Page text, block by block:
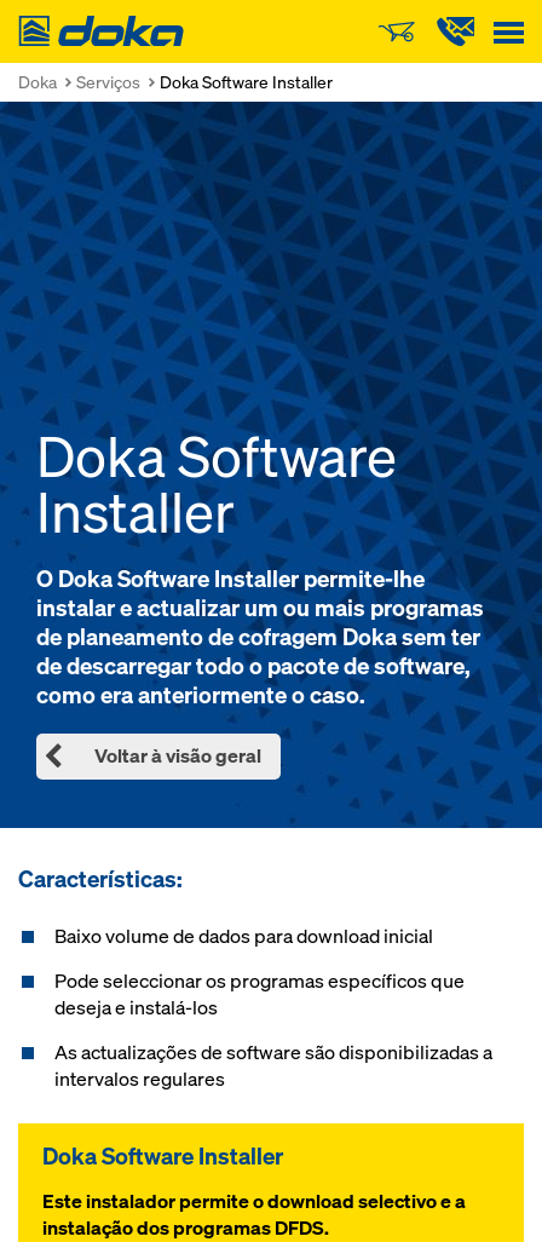
Doka
Doka Serviços Doka Software Installer
Doka Software
Installer
O Doka Software Installer permite-lhe
instalar e actualizar um ou mais programas
de planeamento de cofragem Doka sem ter
de descarregar todo o pacote de software,
como era anteriormente o caso.
Voltar à visão geral
Características:
Baixo volume de dados para download inicial
Pode seleccionar os programas específicos que
deseja e instalá-los
As actualizações de software são disponibilizadas a
intervalos regulares
Doka Software Installer
Este instalador permite o download selectivo e a
instalação dos programas DFDS.